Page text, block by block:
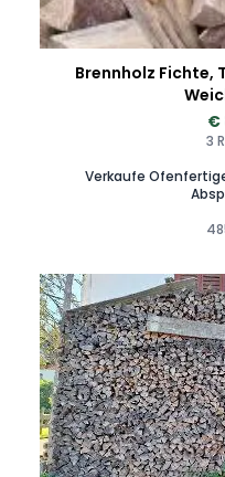
Brennholz Fichte,
€
3
Verkaufe